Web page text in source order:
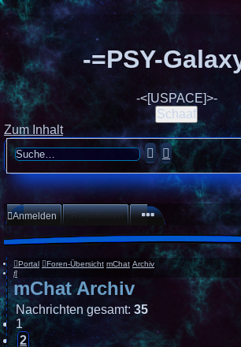
-=PSY-
-<[USPACE]>-
Schaaf
Zum Inhalt
SucheErweiterte
Suche
Anmelden Registrieren
Portal Foren-Übersicht mChat Archiv
Suche
mChat Archiv
Nachrichten gesamt: 35
1
2